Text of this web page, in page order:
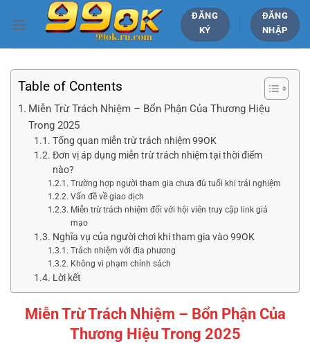
qua
ĐĂNG
KÝ
ĐĂNG
NHẬP
Table of Contents
Miễn Trừ Trách Nhiệm – Bổn Phận Của Thương Hiệu
Trong 2025
Tổng quan miễn trừ trách nhiệm 99OK
Đơn vị áp dụng miễn trừ trách nhiệm tại thời điểm
nào?
Trường hợp người tham gia chưa đủ tuổi khi trải nghiệm
Vấn đề về giao dịch
Miễn trừ trách nhiệm đối với hội viên truy cập link giả
mạo
Nghĩa vụ của người chơi khi tham gia vào 99OK
Trách nhiệm với địa phương
Không vi phạm chính sách
Lời kết
Miễn Trừ Trách Nhiệm – Bổn Phận Của
Thương Hiệu Trong 2025